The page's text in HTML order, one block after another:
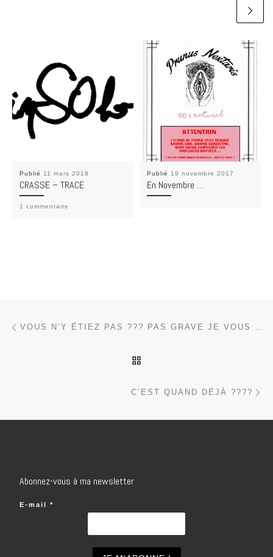
Publié 11 mars 2018
CRASSE – TRACE
1 commentaire
Publié 19 novembre 2017
En Novembre …
Parcourir les articles VOUS N’Y ÉTIEZ PAS ??? PAS GRAVE JE VOUS RACONTE !!!!
C’EST QUAND DÉJÀ ????
Abonnez-vous à ma newsletter
E-mail *